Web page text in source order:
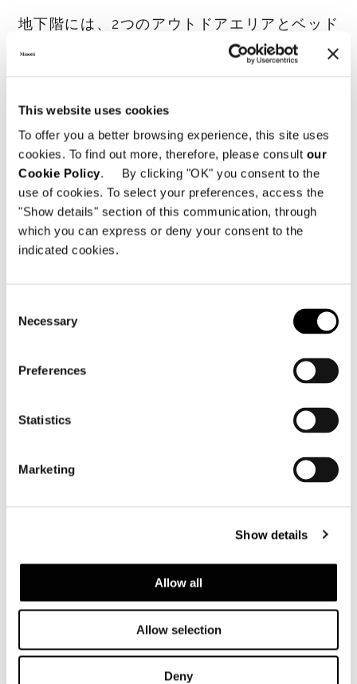
This website uses cookies
To offer you a better browsing experience, this site uses
cookies. To find out more, therefore, please consult our
Cookie Policy. By clicking "OK" you consent to the
use of cookies. To select your preferences, access the
"Show details" section of this communication, through
which you can express or deny your consent to the
indicated cookies.
Selection
Necessary
Preferences
Statistics
Marketing
Show details
Allow all
Allow selection
Deny
VIEW GALLERY
地下階には、2つのアウトドアエリアとベッド
ルームスペースが広がり、統一された素材感
を持つ建築コンテクストの中に配されていま
ニッチ、木材仕上げの壁面が、温かみと本物
らしさのある雰囲気を醸し出し、Minotti の
アイデンティティがエレガントかつ一貫性を
持って体現されています。
Minotti Budapest by Code は、ブランド
の美学とフィロソフィーを洗練された形で表
現する存在として確立されました。ここで
ヴィジョンを伝えています。
1054 Budapest - Hungary
ニュース一覧に戻る